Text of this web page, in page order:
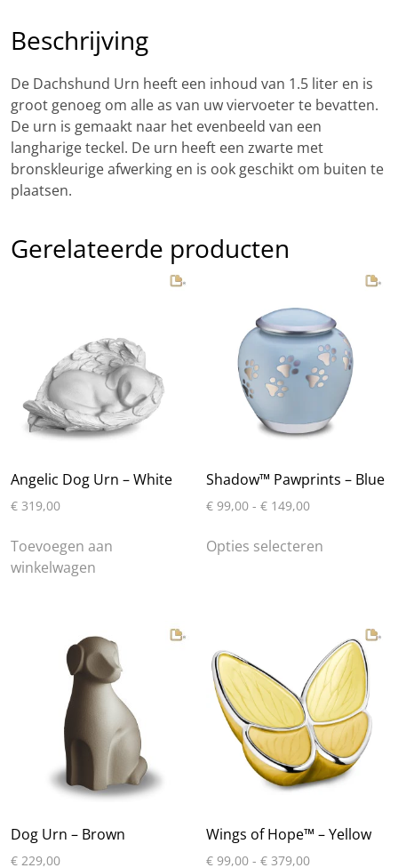
Beschrijving
De Dachshund Urn heeft een inhoud van 1.5 liter en is
groot genoeg om alle as van uw viervoeter te bevatten.
De urn is gemaakt naar het evenbeeld van een
langharige teckel. De urn heeft een zwarte met
bronskleurige afwerking en is ook geschikt om buiten te
plaatsen.
Gerelateerde producten
Angelic Dog Urn – White
€ 319,00
Toevoegen aan
winkelwagen
Shadow™ Pawprints – Blue
€ 99,00 - € 149,00Prijsklasse:
tot
Opties selecteren
Deze
optie
kan
gekozen
worden
op
de
Dog Urn – Brown
€ 229,00
Wings of Hope™ – Yellow
€ 99,00 - € 379,00Prijsklasse: